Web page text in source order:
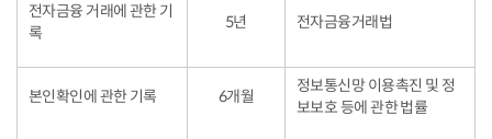
전자금융 거래에 관한 기
록
5년 전자금융거래법
본인확인에 관한 기록 6개월
정보통신망 이용촉진 및 정
보보호 등에 관한 법률